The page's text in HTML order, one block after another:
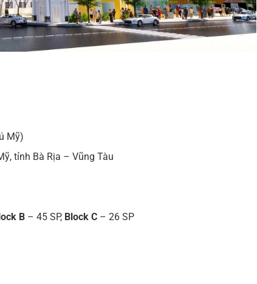
Mỹ)
tỉnh Bà Rịa – Vũng Tàu
B – 45 SP, Block C – 26 SP